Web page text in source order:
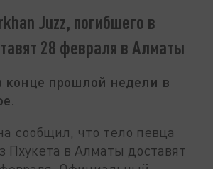
Juzz, погибшего в
28 февраля в Алматы
конце прошлой недели в
сообщил, что тело певца
Пхукета в Алматы доставят